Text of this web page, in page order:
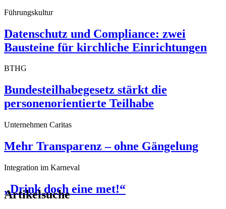
Führungskultur
Datenschutz und Compliance: zwei
Bausteine für kirchliche Einrichtungen
BTHG
Bundesteilhabegesetz stärkt die
personenorientierte Teilhabe
Unternehmen Caritas
Mehr Transparenz – ohne Gängelung
Integration im Karneval
„Drink doch eine met!“
Artikelsuche